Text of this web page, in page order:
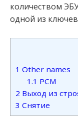
количеством
одной из
1 Other names
1.1 PCM
2 Выход из
3 Снятие